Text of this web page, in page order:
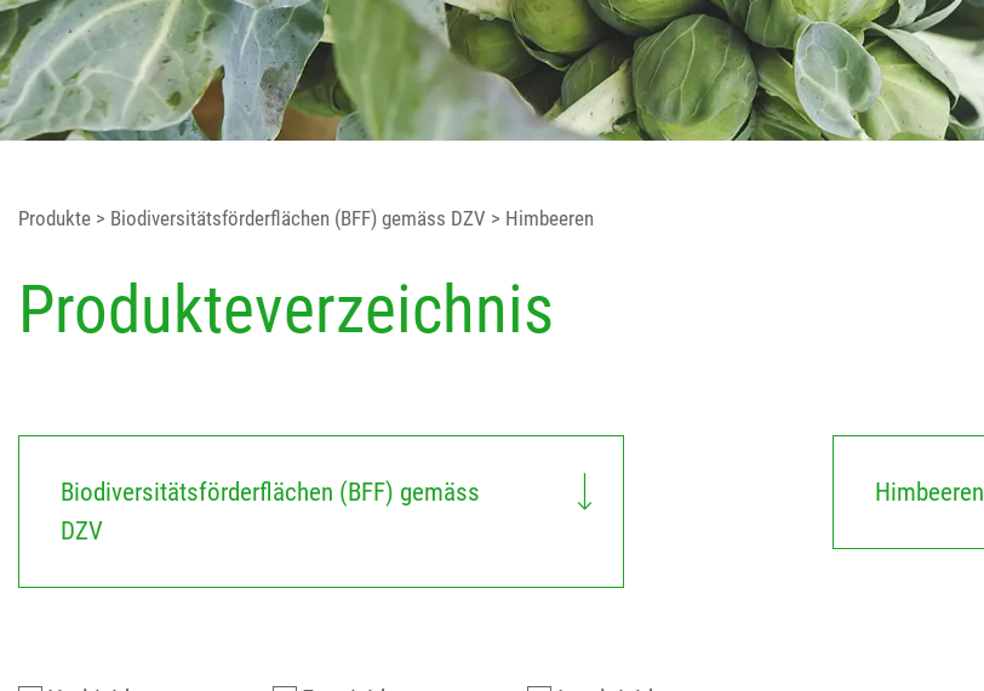
Produkte > Biodiversitätsförderflächen (BFF) gemäss DZV > Himbeeren
Produkteverzeichnis
Biodiversitätsförderflächen (BFF) gemäss
DZV
Himbeeren